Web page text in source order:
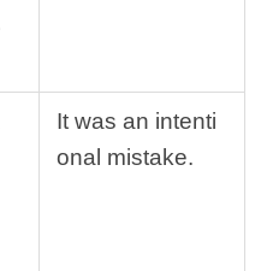
It was an intenti
onal mistake.